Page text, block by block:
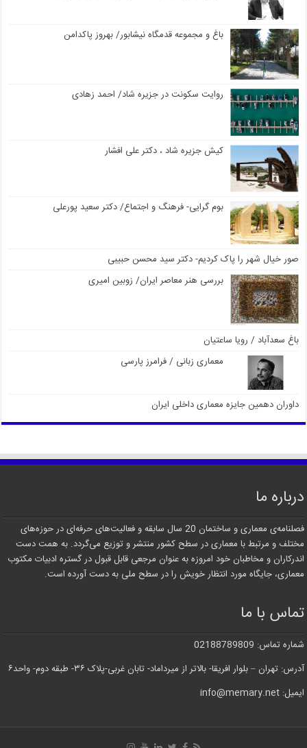
باغ و مجموعه قدمگاه نیشابور/ بهروز پاکدامن
روایت سکونت در جزیره شاد/ احمد زهادی
کیش جزیره شاد ، دکتر علی افشار
بوم گرایی- فرهنگ و اجتماع/ دکتر سعید پورعلی
صور خیال شهر را پاک کردیم- دکتر سید محسن حبیبی
بررسی هنر معاصر ایران/ زوبین امیری
باغ سعدآباد / رویا ساعتیان
معماری زبانی / فرامرز پارسی
داوران دهمین جایزه معماری داخلی ایران
درباره ما
فصلنامه‌ی معماری و ساختمان 20 سال سابقه و فعالیت‌های حرفه‌ای در حوزه‌های
مختلف و مرتبط با معماری در سطح کشور منتشر و توزیع می‌گردد. به همت دست
اندرکاران و مخاطبان خود امروزه به عنوان مرجعی قابل قبول در گستره ادبیات مکتوب
معماری، جایگاه مورد انتظار خویش را در سطح ملی به دست آورده است.
تماس با ما
شماره تماس: 02188789809
آدرس: تهران – بلوار افریقا- بالاتر از میرداماد- تابان غربی-پلاک ۳۶- طبقه دوم- واحد۶
ایمیل: info@memary.net